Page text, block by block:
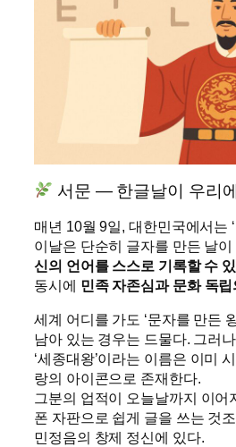
서문 — 한글날이 우리
매년 10월 9일, 대한민국에서는
이날은 단순히 글자를 만든 날
신의 언어를 스스로 기록할 수
동시에 민족 자존심과 문화 독립
세계 어디를 가도 ‘문자를 만든
남아 있는 경우는 드물다. 그러
‘세종대왕’이라는 이름은 이미
랑의 아이콘으로 존재한다.
그분의 업적이 오늘날까지 이어
폰 자판으로 쉽게 글을 쓰는 것
민정음의 창제 정신에 있다.